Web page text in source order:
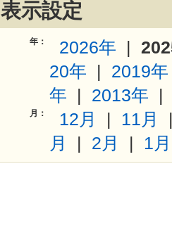
表示設定
年： 2026年 |
20年 | 2019年
年 | 2013年
月： 12月 | 11月
月
| 2月 | 1月